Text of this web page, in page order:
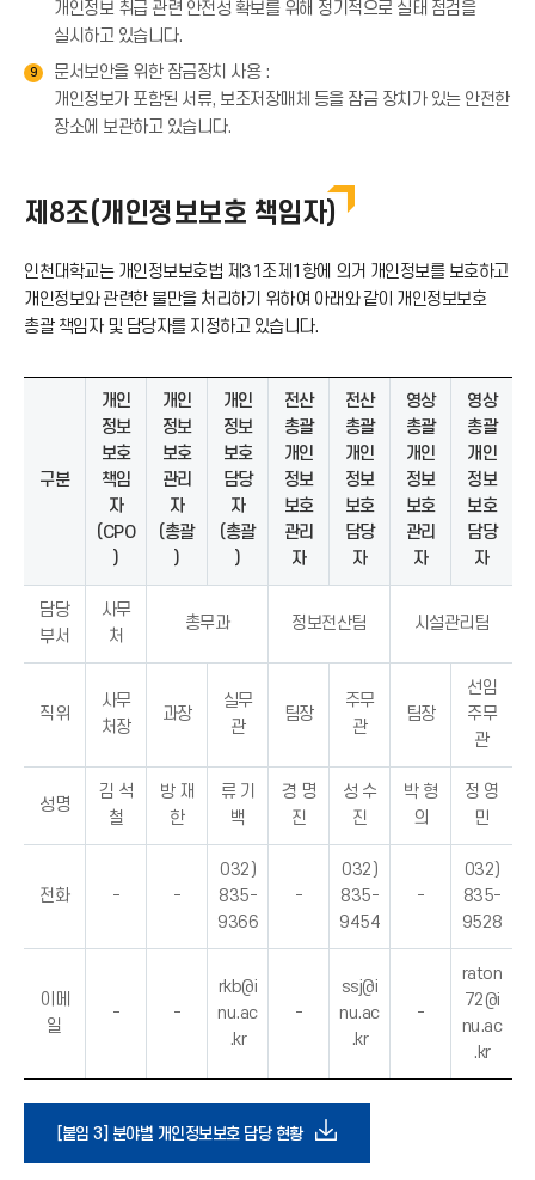
개인정보 취급 관련 안전성 확보를 위해 정기적으로 실태 점검을
실시하고 있습니다.
9
문서보안을 위한 잠금장치 사용 :
개인정보가 포함된 서류, 보조저장매체 등을 잠금 장치가 있는 안전한
장소에 보관하고 있습니다.
제8조(개인정보보호 책임자)
인천대학교는 개인정보보호법 제31조제1항에 의거 개인정보를 보호하고
개인정보와 관련한 불만을 처리하기 위하여 아래와 같이 개인정보보호
총괄 책임자 및 담당자를 지정하고 있습니다.
구분
개인
정보
보호
책임
자
(CPO
)
개인
정보
보호
관리
자
(총괄
)
개인
정보
보호
담당
자
(총괄
)
전산
총괄
개인
정보
보호
관리
자
전산
총괄
개인
정보
보호
담당
자
영상
총괄
개인
정보
보호
관리
자
영상
총괄
개인
정보
보호
담당
자
담당
부서
사무
처
총무과 정보전산팀 시설관리팀
직위
사무
처장
과장
실무
관
팀장
주무
관
팀장
선임
주무
관
성명
김 석
철
방 재
한
류 기
백
경 명
진
성 수
진
박 형
의
정 영
민
전화 - -
032)
835-
9366
-
032)
835-
9454
-
032)
835-
9528
이메
일
- -
rkb@i
nu.ac
.kr
-
ssj@i
nu.ac
.kr
-
raton
72@i
nu.ac
.kr
[붙임 3] 분야별 개인정보보호 담당 현황다